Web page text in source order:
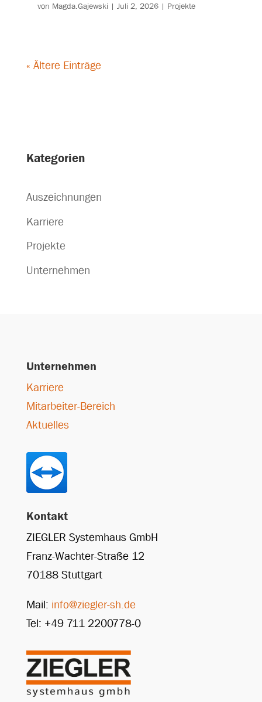
von Magda.Gajewski| Juli 2, 2026| Projekte
« Ältere Einträge
Kategorien
Auszeichnungen
Karriere
Projekte
Unternehmen
Unternehmen
Karriere
Mitarbeiter-Bereich
Aktuelles
Kontakt
ZIEGLER Systemhaus GmbH
Franz-Wachter-Straße 12
70188 Stuttgart
Mail: info@ziegler-sh.de
Tel: +49 711 2200778-0